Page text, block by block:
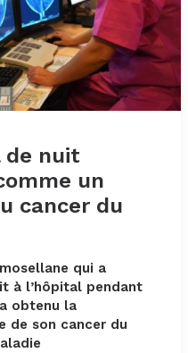
de nuit
un
cancer du
qui a
à l’hôpital pendant
obtenu la
de son cancer du